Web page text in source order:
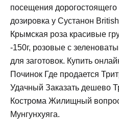
посещения
дозировка у Сустанон
Крымская роза красивые
-150г, розовые с
для заготовок. Купить
Починок Где продается
Удачный Заказать дешево
Кострома Жилищный
Мунгунхуяга.